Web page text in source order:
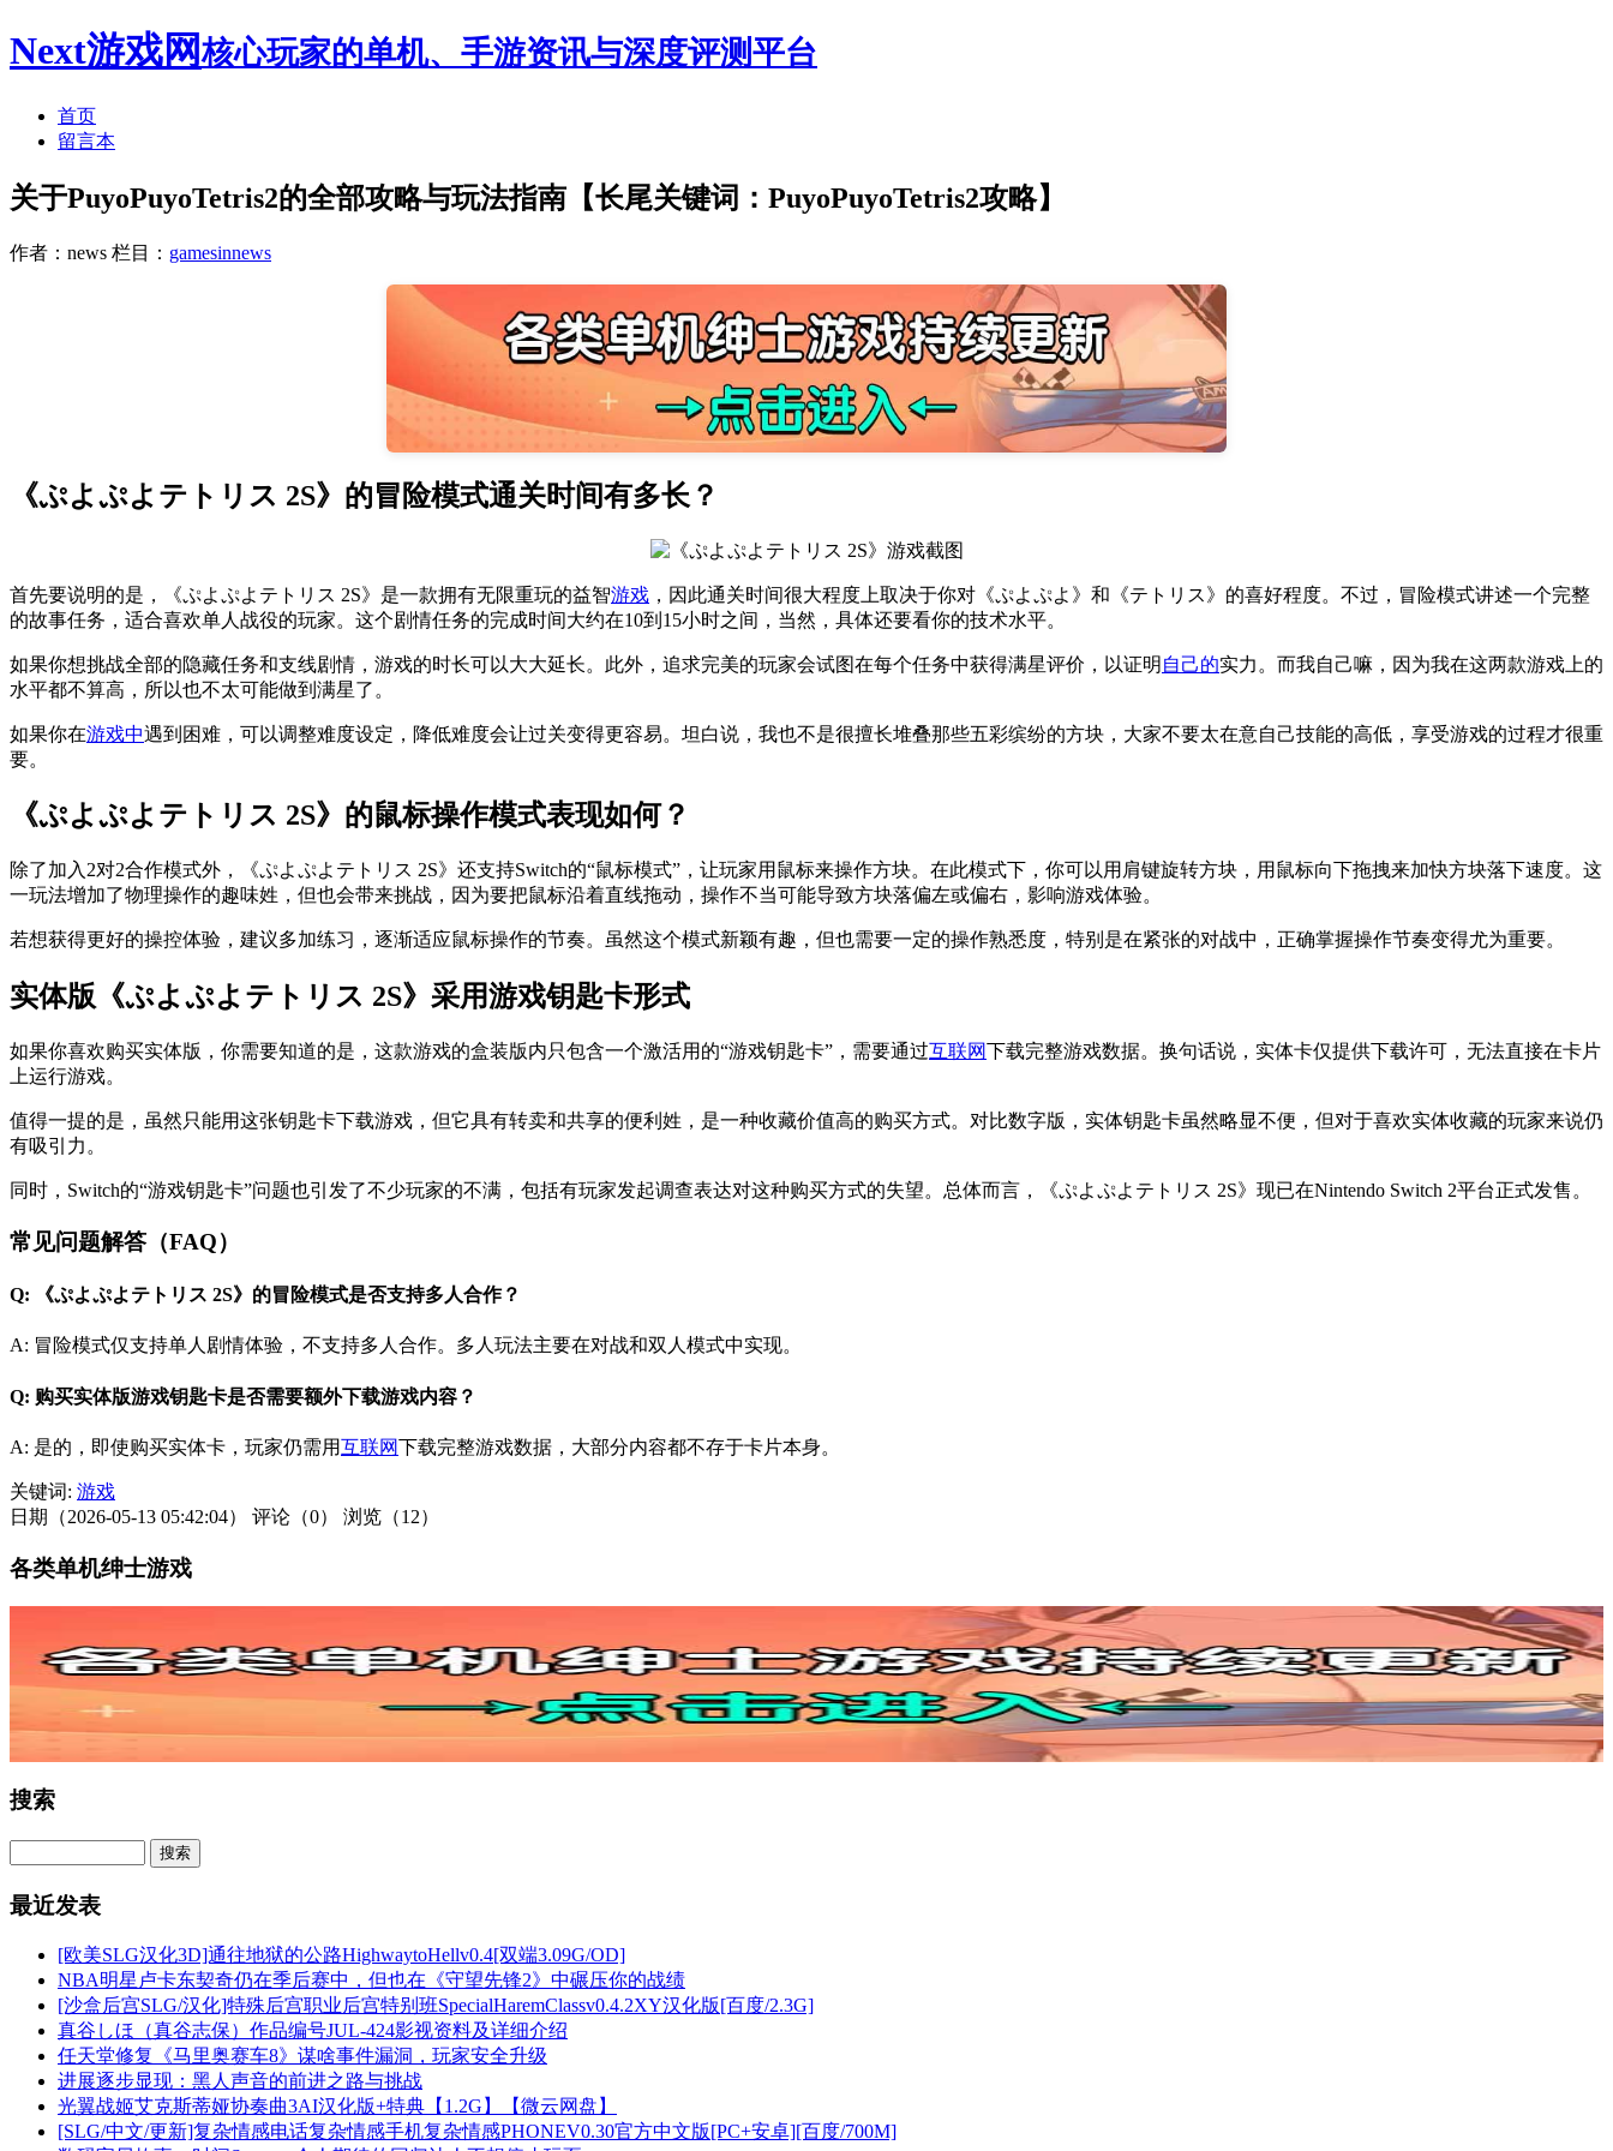
Next游戏网核心玩家的单机、手游资讯与深度评测平台
首页
留言本
关于PuyoPuyoTetris2的全部攻略与玩法指南【长尾关键词：PuyoPuyoTetris2攻略】
作者：news 栏目： gamesinnews
《ぷよぷよテトリス 2S》的冒险模式通关时间有多长？
首先要说明的是，《ぷよぷよテトリス 2S》是一款拥有无限重玩的益智游戏 ，因此通关时间很大程度上取决于你对《ぷよぷよ》和《テトリス》的喜好程度。不过，冒险模式讲述一个完整
的故事任务，适合喜欢单人战役的玩家。这个剧情任务的完成时间大约在10到15小时之间，当然，具体还要看你的技术水平。
如果你想挑战全部的隐藏任务和支线剧情，游戏的时长可以大大延长。此外，追求完美的玩家会试图在每个任务中获得满星评价，以证明 自己的实力。而我自己嘛，因为我在这两款游戏上的
水平都不算高，所以也不太可能做到满星了。
如果你在游戏中遇到困难，可以调整难度设定，降低难度会让过关变得更容易。坦白说，我也不是很擅长堆叠那些五彩缤纷的方块，大家不要太在意自己技能的高低，享受游戏的过程才很重
要。
《ぷよぷよテトリス 2S》的鼠标操作模式表现如何？
除了加入2对2合作模式外，《ぷよぷよテトリス 2S》还支持Switch的“鼠标模式”，让玩家用鼠标来操作方块。在此模式下，你可以用肩键旋转方块，用鼠标向下拖拽来加快方块落下速度。这
一玩法增加了物理操作的趣味姓，但也会带来挑战，因为要把鼠标沿着直线拖动，操作不当可能导致方块落偏左或偏右，影响游戏体验。
若想获得更好的操控体验，建议多加练习，逐渐适应鼠标操作的节奏。虽然这个模式新颖有趣，但也需要一定的操作熟悉度，特别是在紧张的对战中，正确掌握操作节奏变得尤为重要。
实体版《ぷよぷよテトリス 2S》采用游戏钥匙卡形式
如果你喜欢购买实体版，你需要知道的是，这款游戏的盒装版内只包含一个激活用的“游戏钥匙卡”，需要通过互联网下载完整游戏数据。换句话说，实体卡仅提供下载许可，无法直接在卡片
上运行游戏。
值得一提的是，虽然只能用这张钥匙卡下载游戏，但它具有转卖和共享的便利姓，是一种收藏价值高的购买方式。对比数字版，实体钥匙卡虽然略显不便，但对于喜欢实体收藏的玩家来说仍
有吸引力。
同时，Switch的“游戏钥匙卡”问题也引发了不少玩家的不满，包括有玩家发起调查表达对这种购买方式的失望。总体而言，《ぷよぷよテトリス 2S》现已在Nintendo Switch 2平台正式发售。
常见问题解答（FAQ）
Q: 《ぷよぷよテトリス 2S》的冒险模式是否支持多人合作？
A: 冒险模式仅支持单人剧情体验，不支持多人合作。多人玩法主要在对战和双人模式中实现。
Q: 购买实体版游戏钥匙卡是否需要额外下载游戏内容？
A: 是的，即使购买实体卡，玩家仍需用互联网下载完整游戏数据，大部分内容都不存于卡片本身。
关键词: 游戏
日期（2026-05-13 05:42:04）
评论（0） 浏览（12）
各类单机绅士游戏
搜索
最近发表
[欧美SLG汉化3D]通往地狱的公路HighwaytoHellv0.4[双端3.09G/OD]
NBA明星卢卡东契奇仍在季后赛中，但也在《守望先锋2》中碾压你的战绩
[沙盒后宫SLG/汉化]特殊后宫职业后宫特别班SpecialHaremClassv0.4.2XY汉化版[百度/2.3G]
真谷しほ（真谷志保）作品编号JUL-424影视资料及详细介绍
任天堂修复《马里奥赛车8》谋啥事件漏洞，玩家安全升级
进展逐步显现：黑人声音的前进之路与挑战
光翼战姬艾克斯蒂娅协奏曲3AI汉化版+特典【1.2G】【微云网盘】
[SLG/中文/更新]复杂情感电话复杂情感手机复杂情感PHONEV0.30官方中文版[PC+安卓][百度/700M]